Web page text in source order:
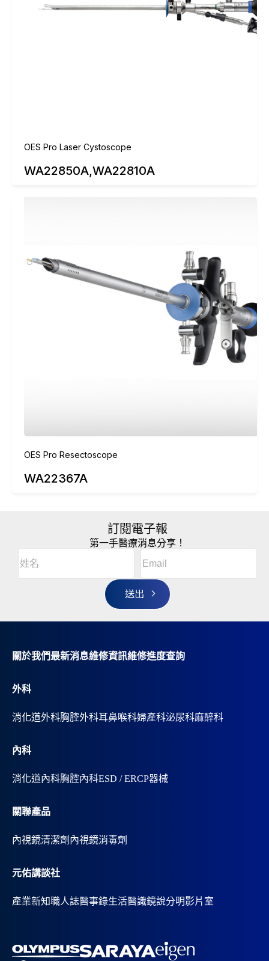
OES Pro Laser Cystoscope
WA22850A,WA22810A
OES Pro Resectoscope
WA22367A
訂閱電子報
第一手醫療消息分享！
名
(Required)
r
n
v
e
關於我們最新消息維修資訊維修進度查詢
外科
消化道外科胸腔外科耳鼻喉科婦產科泌尿科麻醉科
內科
消化道內科胸腔內科ESD / ERCP器械
關聯產品
內視鏡清潔劑 內視鏡消毒劑
元佑講談社
產業新知職人誌醫事錄生活醫識鏡說分明影片室